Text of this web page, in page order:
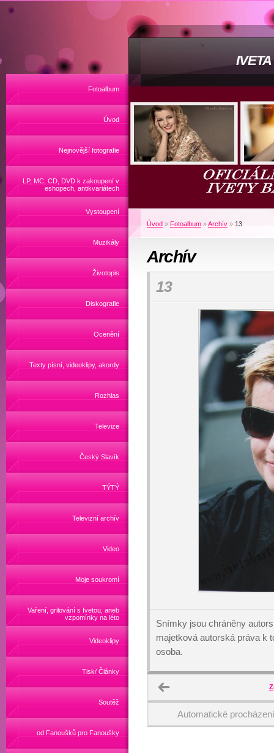
Fotoalbum
Úvod
Nejnovější fotografie
LP, MC, CD, DVD k zakoupení v
eshopech, antikvariátech
Vystoupení
Muzikály
Životopis
Diskografie
Ocenění
Texty písní, videoklipy, akordy
Rozhlas
Televize
Český Slavík
TÝTÝ
Televizní archív
Video
Moje soukromí
Vaření, grilování s Ivetou, aneb
vzpomínky na léto
Videoklipy
Tisk/ Články
Soutěž
od Fanoušků pro Fanoušky
Úvod » Fotoalbum »Archív » 13
Archív
13
Snímky jsou chráněny
majetková autorská práva k
osoba.
Automatické